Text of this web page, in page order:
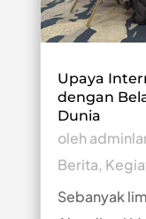
Upaya
dengan
Dunia
oleh
Berita,
Sebanyak